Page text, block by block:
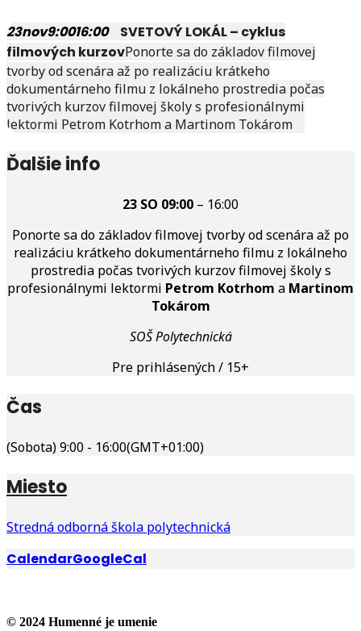
23nov9:0016:00
SVETOVÝ LOKÁL – cyklus
filmových kurzovPonorte sa do základov filmovej
tvorby od scenára až po realizáciu krátkeho
dokumentárneho filmu z lokálneho prostredia počas
tvorivých kurzov filmovej školy s profesionálnymi
lektormi Petrom Kotrhom a Martinom Tokárom
Ďalšie info
23 SO 09:00 – 16:00
Ponorte sa do základov filmovej tvorby od scenára až po
realizáciu krátkeho dokumentárneho filmu z lokálneho
prostredia počas tvorivých kurzov filmovej školy s
profesionálnymi lektormi Petrom Kotrhom a Martinom
Tokárom
SOŠ Polytechnická
Pre prihlásených / 15+
Čas
(Sobota) 9:00 - 16:00(GMT+01:00)
Miesto
Stredná odborná škola polytechnická
CalendarGoogleCal
© 2024 Humenné je umenie